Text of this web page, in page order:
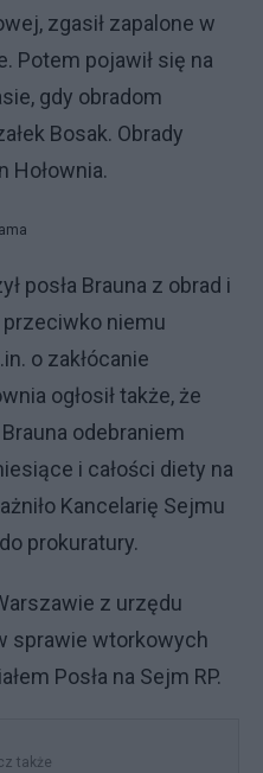
zgasił zapalone w
Potem pojawił się na
gdy obradom
Bosak. Obrady
Hołownia.
posła Brauna z obrad i
przeciwko niemu
o zakłócanie
ogłosił także, że
odebraniem
i całości diety na
Kancelarię Sejmu
prokuratury.
z urzędu
sprawie wtorkowych
Posła na Sejm RP.
także